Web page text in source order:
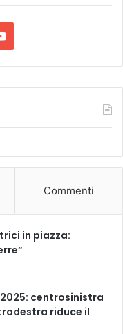
o
u
Commenti
in piazza:
centrosinistra
riduce il